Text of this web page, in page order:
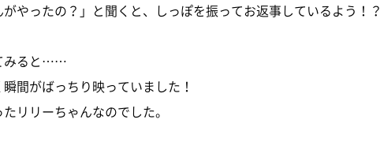
やったの？」と聞くと、しっぽを振ってお返事しているよう！？
みると……
間がばっちり映っていました！
リリーちゃんなのでした。